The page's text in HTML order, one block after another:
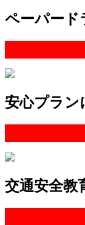
ペーパード
安心プラン
交通安全教